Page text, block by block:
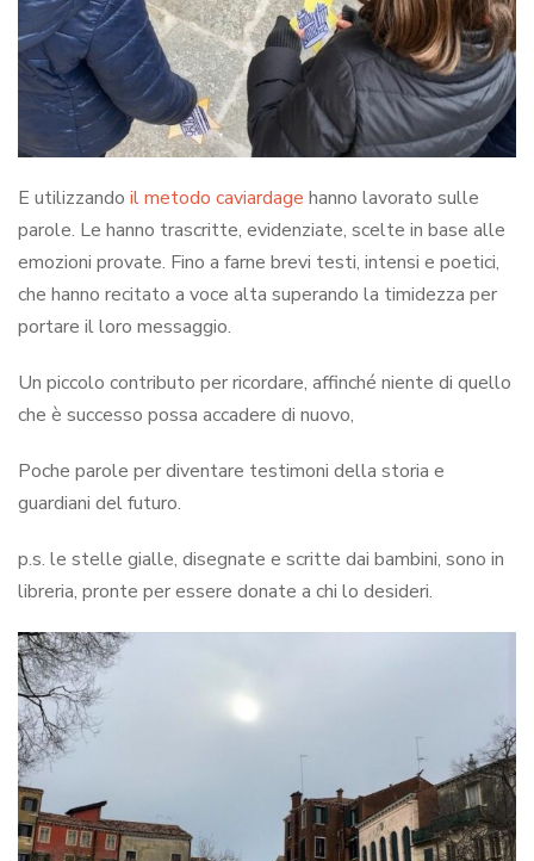
E utilizzando il metodo caviardage hanno lavorato sulle
parole. Le hanno trascritte, evidenziate, scelte in base alle
emozioni provate. Fino a farne brevi testi, intensi e poetici,
che hanno recitato a voce alta superando la timidezza per
portare il loro messaggio.
Un piccolo contributo per ricordare, affinché niente di quello
che è successo possa accadere di nuovo,
Poche parole per diventare testimoni della storia e
guardiani del futuro.
p.s. le stelle gialle, disegnate e scritte dai bambini, sono in
libreria, pronte per essere donate a chi lo desideri.